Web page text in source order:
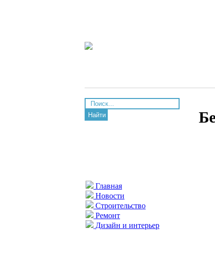
Найти
Главная
Новости
Строительство
Ремонт
Дизайн и интерьер